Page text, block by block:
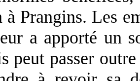
à Prangins. Les
a apporté un
peut passer